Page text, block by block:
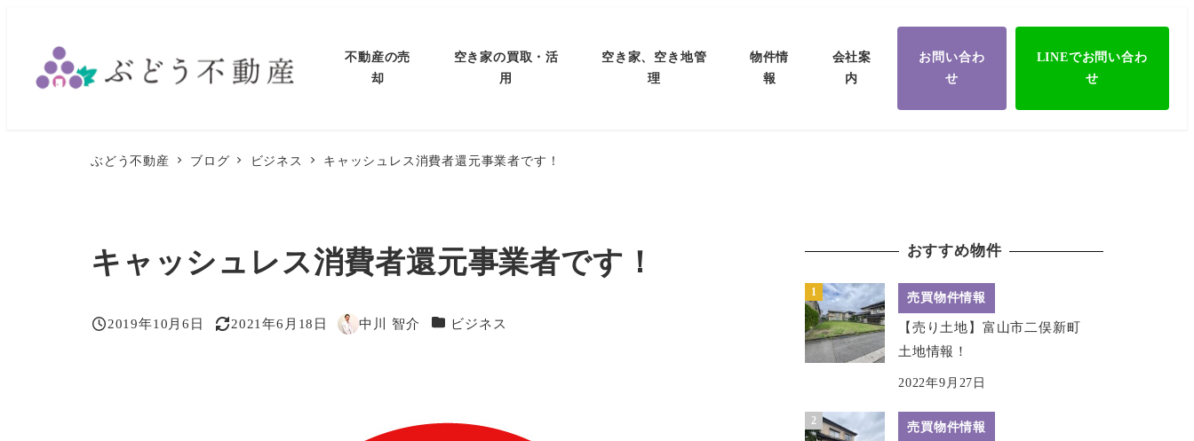
不動産の売
却
空き家の買取・活
用
空き家、空き地管
理
物件情
報
会社案
内
お問い合わ
せ
LINEでお問い合わ
せ
ぶどう不動産 ブログ ビジネス キャッシュレス消費者還元事業者です！
キャッシュレス消費者還元事業者です！
投稿日
2019年10月6日
更新日
2021年6月18日
著
中川 智介 カテゴリー
ビジネス
おすすめ物件
売買物件情報
【売り土地】富山市二俣新町
土地情報！
2022年9月27日
売買物件情報